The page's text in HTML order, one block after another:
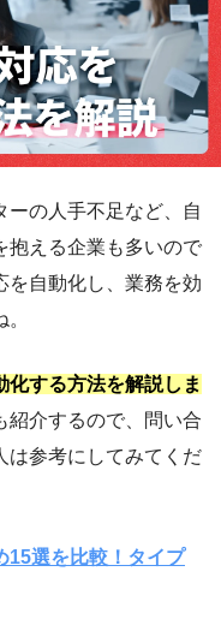
ーの人手不足など、自
抱える企業も多いので
を自動化し、業務を効
化する方法を解説しま
紹介するので、問い合
は参考にしてみてくだ
15選を比較！タイプ